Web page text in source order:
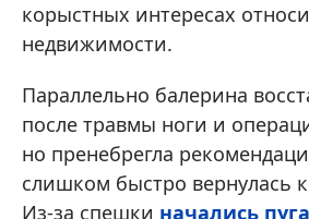
корыстных интересах
недвижимости.
Параллельно балерина
после травмы ноги и
но пренебрегла
слишком быстро вернулась
Из-за спешки начались